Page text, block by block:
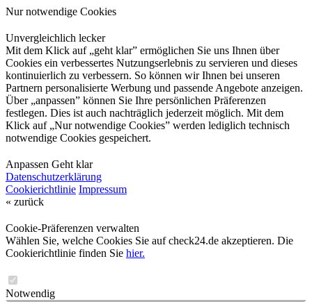
Nur notwendige Cookies
Unvergleichlich lecker
Mit dem Klick auf „geht klar” ermöglichen Sie uns Ihnen über
Cookies ein verbessertes Nutzungserlebnis zu servieren und dieses
kontinuierlich zu verbessern. So können wir Ihnen bei unseren
Partnern personalisierte Werbung und passende Angebote anzeigen.
Über „anpassen” können Sie Ihre persönlichen Präferenzen
festlegen. Dies ist auch nachträglich jederzeit möglich. Mit dem
Klick auf „Nur notwendige Cookies” werden lediglich technisch
notwendige Cookies gespeichert.
Anpassen Geht klar
Datenschutzerklärung
Cookierichtlinie Impressum
« zurück
Cookie-Präferenzen verwalten
Wählen Sie, welche Cookies Sie auf check24.de akzeptieren. Die
Cookierichtlinie finden Sie hier.
Notwendig